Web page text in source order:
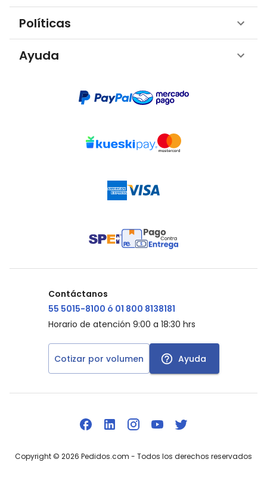
Políticas
Ayuda
Contáctanos
55 5015-8100 ó 01 800 8138181
Horario de atención 9:00 a 18:30 hrs
Cotizar por volumen Ayuda
Copyright © 2026 Pedidos.com - Todos los derechos reservados